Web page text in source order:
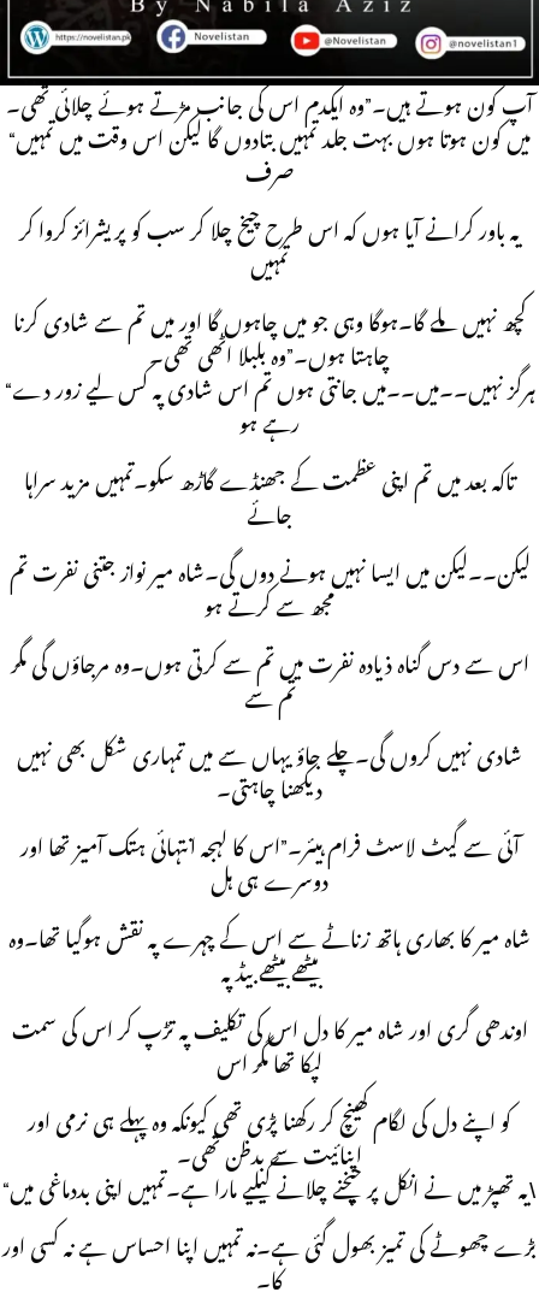
“مجھے کیا منظور ہے کیا نہیں یہ جاننے والے
آپ کون ہوتے ہیں۔”وہ ایکدم اس کی جانب مڑتے ہوئے چلائی تھی۔
“میں کون ہوتا ہوں بہت جلد تمہیں بتادوں گا لیکن اس وقت میں تمہیں
صرف
یہ باور کرانے آیا ہوں کہ اس طرح چیخ چلا کر سب کو پریشرائز کروا کر
تمہیں
کچھ نہیں ملے گا۔ہوگا وہی جو میں چاہوں گا اور میں تم سے شادی کرنا
چاہتا ہوں۔”وہ بلبلا اٹھی تھی۔
“ہرگز نہیں۔۔میں۔۔میں جانتی ہوں تم اس شادی پہ کس لیے زور دے
رہے ہو
تاکہ بعد میں تم اپنی عظمت کے جھنڈے گاڑھ سکو۔تمہیں مزید سراہا
جائے
لیکن۔۔لیکن میں ایسا نہیں ہونے دوں گی۔شاہ میر نواز جتنی نفرت تم
مجھ سے کرتے ہو
اس سے دس گناہ ذیادہ نفرت میں تم سے کرتی ہوں۔وہ مرجاؤں گی مگر
تم سے
شادی نہیں کروں گی۔چلے جاؤ یہاں سے میں تمہاری شکل بھی نہیں
دیکھنا چاہتی۔
آئی سے گیٹ لاسٹ فرام ہیئر۔”اس کا لہجہ انتہائی ہتک آمیز تھا اور
دوسرے ہی ہل
شاہ میر کا بھاری ہاتھ زناٹے سے اس کے چہرے پہ نقش ہوگیا تھا۔وہ
بیٹھے بیٹھے بیڈ پہ
اوندھی گری اور شاہ میر کا دل اس کی تکلیف پہ تڑپ کر اس کی سمت
لپکا تھا مگر اس
کو اپنے دل کی لگام کھینچ کر رکھنا پڑی تھی کیونکہ وہ پہلے ہی نرمی اور
اپنائیت سے بدظن تھی۔
“یہ تھپڑ میں نے انکل پر چیخنے چلانے کیلیے مارا ہے۔تمہیں اپنی بددماغی میں\
بڑے چھوٹے کی تمیز بھول گئی ہے۔نہ تمہیں اپنا احساس ہے نہ کسی اور
کا۔